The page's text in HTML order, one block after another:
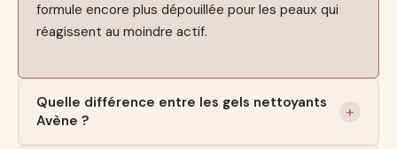
formule encore plus dépouillée pour les peaux qui
réagissent au moindre actif.
Quelle différence entre les gels nettoyants
Avène ?